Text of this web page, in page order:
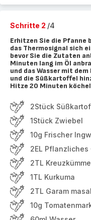
Schritte 2 /4
Erhitzen Sie die
das Thermosignal sich
bevor Sie die Zutaten
Minuten lang im Öl
und das Wasser mit
und die Süßkartoffel
Hitze 20 Minuten
2Stück
1Stück Zwiebel
10g Frischer
2EL Pflanzliches
2TL
1TL Kurkuma
2TL Garam
10g